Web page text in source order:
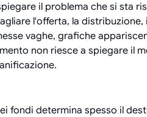
il problema che si sta
l'offerta, la distribuzione,
vaghe, grafiche
non riesce a spiegare il
fondi determina spesso il